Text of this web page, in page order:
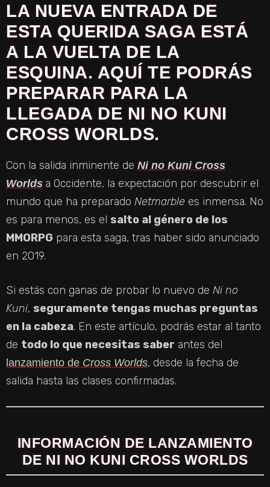
LA NUEVA ENTRADA DE
ESTA QUERIDA SAGA ESTÁ
A LA VUELTA DE LA
ESQUINA. AQUÍ TE PODRÁS
PREPARAR PARA LA
LLEGADA DE NI NO KUNI
CROSS WORLDS.
Con la salida inminente de Ni no Kuni Cross
Worlds a Occidente, la expectación por descubrir el
mundo que ha preparado Netmarble es inmensa. No
es para menos, es el salto al género de los
MMORPG para esta saga, tras haber sido anunciado
en 2019.
Si estás con ganas de probar lo nuevo de Ni no
Kuni, seguramente tengas muchas preguntas
en la cabeza. En este artículo, podrás estar al tanto
de todo lo que necesitas saber antes del
lanzamiento de Cross Worlds, desde la fecha de
salida hasta las clases confirmadas.
INFORMACIÓN DE LANZAMIENTO
DE NI NO KUNI CROSS WORLDS